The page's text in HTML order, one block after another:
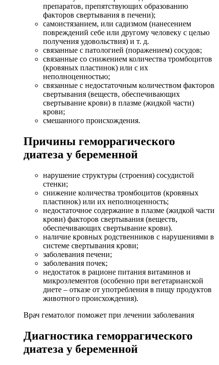
препаратов, препятствующих образованию
факторов свертывания в печени);
самоистязанием, или садизмом (нанесением
повреждений себе или другому человеку с целью
получения удовольствия) и т. д.
связанные с патологией (поражением) сосудов;
связанные со снижением количества тромбоцитов
(кровяных пластинок) или с их
неполноценностью;
связанные с недостаточным количеством факторов
свертывания (веществ, обеспечивающих
свертывание крови) в плазме (жидкой части)
крови;
смешанного происхождения.
Причины геморрагического
диатеза у беременной
нарушение структуры (строения) сосудистой
стенки;
снижение количества тромбоцитов (кровяных
пластинок) или их неполноценность;
недостаточное содержание в плазме (жидкой части
крови) факторов свертывания (веществ,
обеспечивающих свертывание крови).
наличие кровных родственников с нарушениями в
системе свертывания крови;
заболевания печени;
заболевания почек;
недостаток в рационе питания витаминов и
микроэлементов (особенно при вегетарианской
диете – отказе от употребления в пищу продуктов
животного происхождения).
Врач гематолог поможет при лечении заболевания
Диагностика геморрагического
диатеза у беременной